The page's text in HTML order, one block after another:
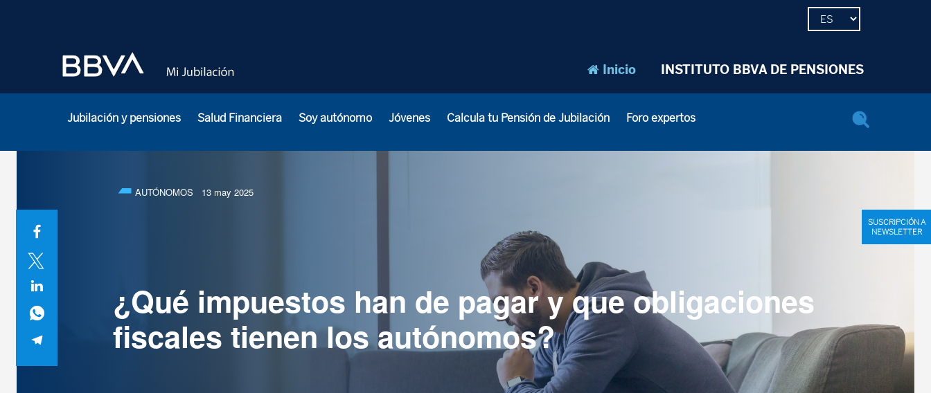
Inicio INSTITUTO BBVA DE PENSIONES
Jubilación y pensiones Salud Financiera Soy autónomo Jóvenes Calcula tu Pensión de Jubilación Foro expertos
AUTÓNOMOS 13 may 2025
¿Qué impuestos han de pagar y que obligaciones
fiscales tienen los autónomos?
SUSCRIPCIÓN A
NEWSLETTER